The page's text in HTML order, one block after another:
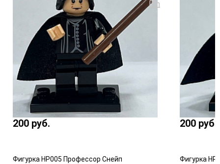
200 руб.
Фигурка HP005 Профессор Снейп
200 руб.
Фигурка